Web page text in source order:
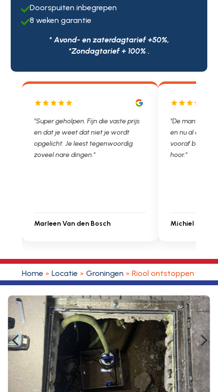
Doorspuiten inbegrepen
8 weken garantie
* Avond- en zaterdagtarief +50%,
*Zondagtarief + 100% .
"De man rijden net weg. 11.00 gebeld
en nu al opgelost voor een vast en
vooraf besproken tarief. Lekker
hoor."
Michiel Uitdenbongerd
"Wat een fijn
met een
je niet zo goed
Ontstoppen.nl
Sarah Touat
Home » Locatie » Groningen » Riool ontstoppen
4 5